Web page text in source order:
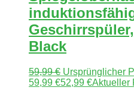
Black
59,99€ Ursprünglicher
59,99 €52,99 €Aktueller